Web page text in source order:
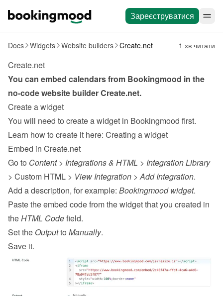
Зареєструватися
Docs Widgets Website builders Create.net 1 хв читати
Create.net
You can embed calendars from Bookingmood in the
no-code website builder Create.net.
Create a widget
You will need to create a widget in Bookingmood first.
Learn how to create it here: Creating a widget
Embed in Create.net
Go to Content > Integrations & HTML > Integration Library
> Custom HTML > View Integration > Add Integration.
Add a description, for example: Bookingmood widget.
Paste the embed code from the widget that you created in
the HTML Code field.
Set the Output to Manually.
Save it.